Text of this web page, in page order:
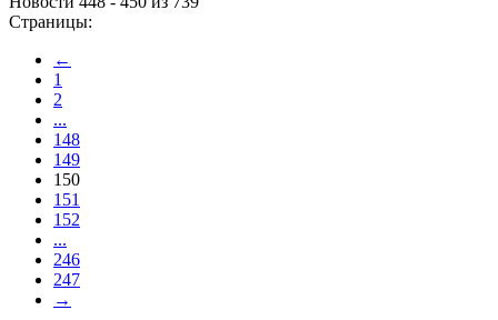
Страницы:
←
1
2
...
148
149
150
151
152
...
246
247
→